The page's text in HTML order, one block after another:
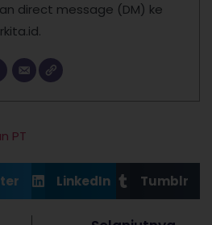
direct message (DM) ke
PT
LinkedIn Tumblr